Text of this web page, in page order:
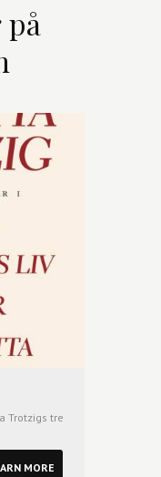
tre första böcker:
MORE